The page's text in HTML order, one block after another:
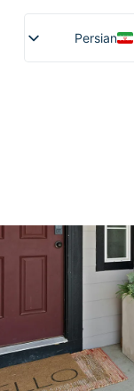
Persian
Scottish
Korean
Portuguese